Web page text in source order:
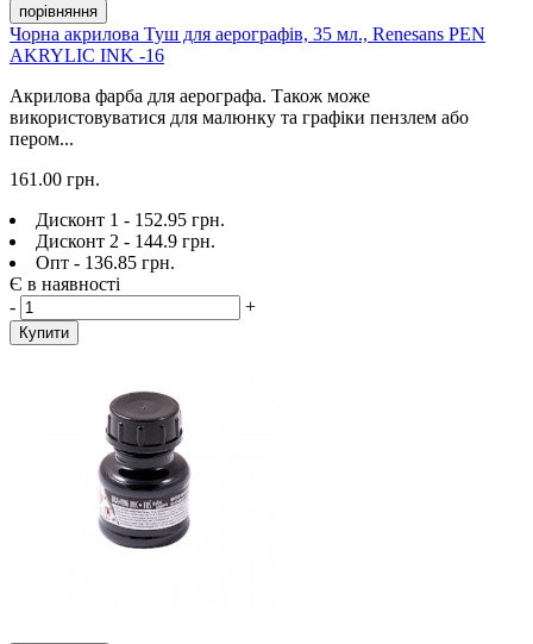
порівняння
Чорна акрилова Туш для аерографів, 35 мл., Renesans PEN
AKRYLIC INK -16
Акрилова фарба для аерографа. Також може
використовуватися для малюнку та графіки пензлем або
пером...
161.00 грн.
Дисконт 1 - 152.95 грн.
Дисконт 2 - 144.9 грн.
Опт - 136.85 грн.
Є в наявності
-
+
Купити